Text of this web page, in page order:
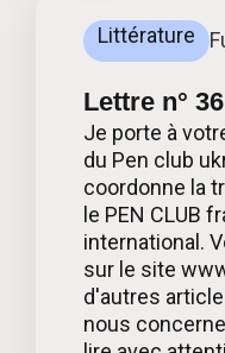
Littérature
Lettre n°
Je porte à
du Pen club
coordonne la
le PEN CLUB
international.
sur le site
d'autres
nous